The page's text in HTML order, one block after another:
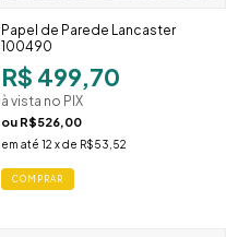
Papel de Parede Lancaster
100490
R$ 499,70
à vista no PIX
ou R$526,00
em até 12 x de R$53,52
COMPRAR